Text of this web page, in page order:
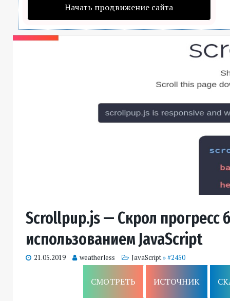
Начать продвижение сайта
Scrollpup.js — Скрол прогресс
использованием JavaScript
21.05.2019 weatherless JavaScript» #2450
СМОТРЕТЬ ИСТОЧНИК